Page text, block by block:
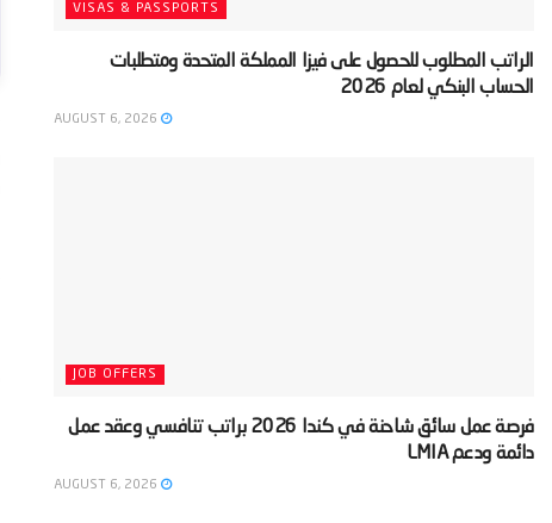
VISAS & PASSPORTS
‫الراتب المطلوب للحصول على فيزا المملكة المتحدة ومتطلبات
الحساب البنكي لعام 2026‬
JOB OFFERS
‫فرصة عمل سائق شاحنة في كندا 2026 براتب تنافسي وعقد عمل
دائمة ودعم LMIA‬